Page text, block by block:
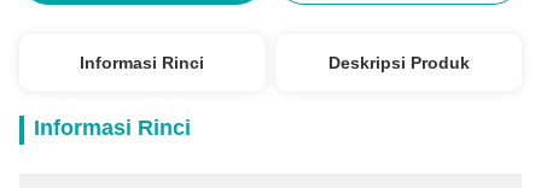
Informasi Rinci Deskripsi Produk
Informasi Rinci